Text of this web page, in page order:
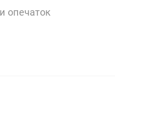
опечаток